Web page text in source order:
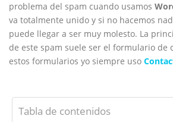
problema del spam cuando usamos
va totalmente unido y si no hacemos
puede llegar a ser muy molesto. La
de este spam suele ser el formulario de
estos formularios yo siempre uso
Tabla de contenidos